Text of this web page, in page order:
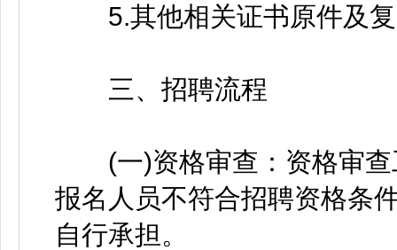
5.其他相关证书原件及复
三、招聘流程
(一)资格审查：资格审查
报名人员不符合招聘资格条
自行承担。